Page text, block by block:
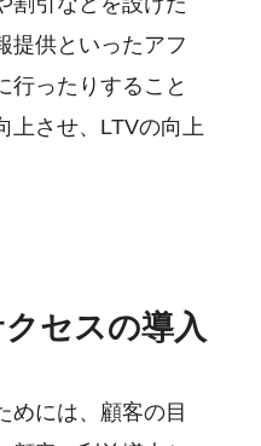
提供といったアフ
行ったりすること
上させ、LTVの向上
セスの導入
めには、顧客の目